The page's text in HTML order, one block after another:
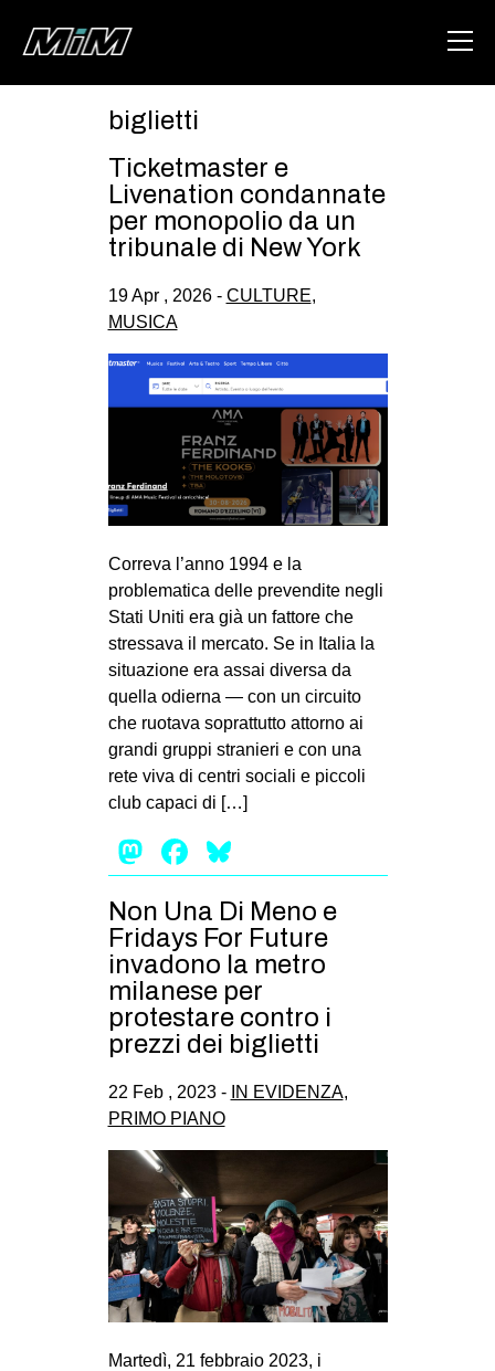
ABOUT
AREA
CSOA LAMBRETTA
MSM
STUDENTI TSUNAMI
ZAM
MILANO
SPAZI
SPORT POPOLARE
MOVIMENTI
AMBIENTE
ANTIFASCISMO
DIRITTO ALL’ABITARE
GENERI
MIGRAZIONI
REPRESSIONE
STUDENTI
CULTURE
ARTE
CINEMA
MANIFESTI
MUSICA
RECENSIONI
INTERNAZIONALE
AFRICA
AMERICHE
ESTREMO ORIENTE
biglietti
Ticketmaster e
Livenation condannate
per monopolio da un
tribunale di New York
19 Apr , 2026 - CULTURE,
MUSICA
Correva l’anno 1994 e la
problematica delle prevendite negli
Stati Uniti era già un fattore che
stressava il mercato. Se in Italia la
situazione era assai diversa da
quella odierna — con un circuito
che ruotava soprattutto attorno ai
grandi gruppi stranieri e con una
rete viva di centri sociali e piccoli
club capaci di […]
Mastodon
Facebook
Non Una Di Meno e
Fridays For Future
invadono la metro
milanese per
protestare contro i
prezzi dei biglietti
22 Feb , 2023 - IN EVIDENZA,
PRIMO PIANO
Martedì, 21 febbraio 2023, i